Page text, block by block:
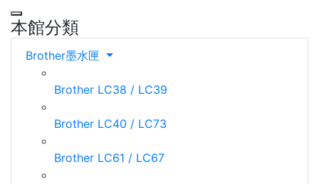
本館分類
Brother墨水匣
Brother LC38 / LC39
Brother LC40 / LC73
Brother LC61 / LC67